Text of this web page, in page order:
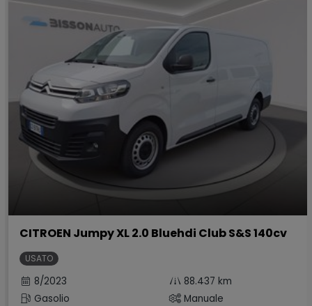
CITROEN Jumpy XL 2.0 Bluehdi Club S&S 140cv
USATO
8/2023
88.437 km
Gasolio
Manuale